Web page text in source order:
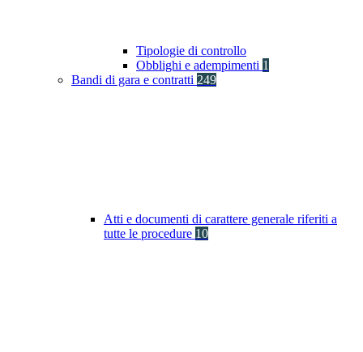
Tipologie di controllo
Obblighi e adempimenti 1
Bandi di gara e contratti 249
Atti e documenti di carattere generale riferiti a
tutte le procedure 10